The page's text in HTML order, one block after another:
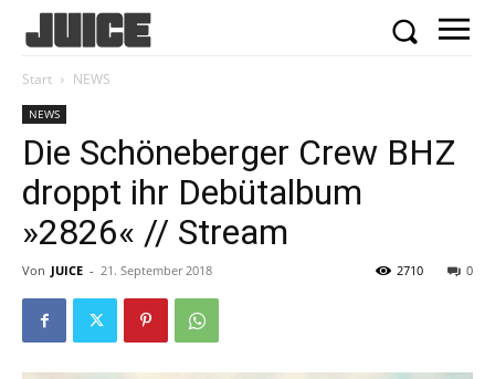
Start NEWS
NEWS
Die Schöneberger Crew BHZ
droppt ihr Debütalbum
»2826« // Stream
Von JUICE - 21. September 2018 0
2710